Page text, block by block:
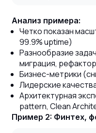
Анализ примера:
Четко показан
99.9% uptime)
Разнообразие
миграция,
Бизнес-метрики
Лидерские
Архитектурная
pattern, Clean
Пример 2: Финтех,